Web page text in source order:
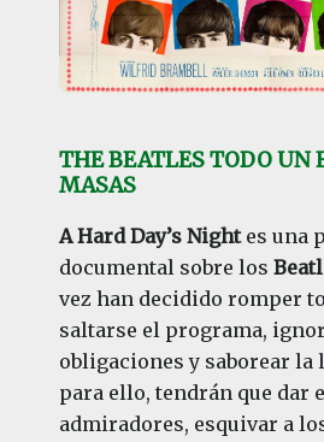
THE BEATLES TODO UN
MASAS
A Hard Day’s Nightes una
documental sobre los
vez han decidido romper
saltarse el programa,
obligaciones y saborear la
para ello, tendrán que dar
admiradores, esquivar a